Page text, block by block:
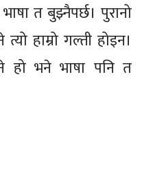
त बुझ्नैपर्छ। पुरानो
हाम्रो गल्ती होइन।
हो भने भाषा पनि त